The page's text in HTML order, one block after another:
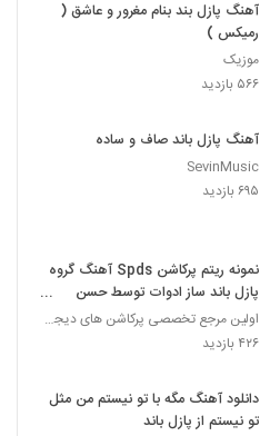
آهنگ پازل بند بنام مغرور و عاشق (
رمیکس )
موزیک
۵۶۶ بازدید
آهنگ پازل باند صاف و ساده
SevinMusic
۶۹۵ بازدید
نمونه ریتم پرکاشن Spds آهنگ گروه
پازل باند ساز ادوات توسط حسن
مهدوی
اولین مرجع تخصصی پرکاشن های دیجیتال در ایران
۴۲۶ بازدید
دانلود آهنگ مگه با تو نیستم من مثل
تو نیستم از پازل باند